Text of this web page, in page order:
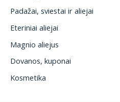
Padažai, sviestai ir aliejai
Eteriniai aliejai
Magnio aliejus
Dovanos, kuponai
Kosmetika